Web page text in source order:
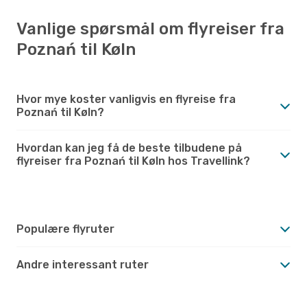
Vanlige spørsmål om flyreiser fra
Poznań til Køln
Hvor mye koster vanligvis en flyreise fra
Poznań til Køln?
Hvordan kan jeg få de beste tilbudene på
flyreiser fra Poznań til Køln hos Travellink?
Populære flyruter
Andre interessant ruter